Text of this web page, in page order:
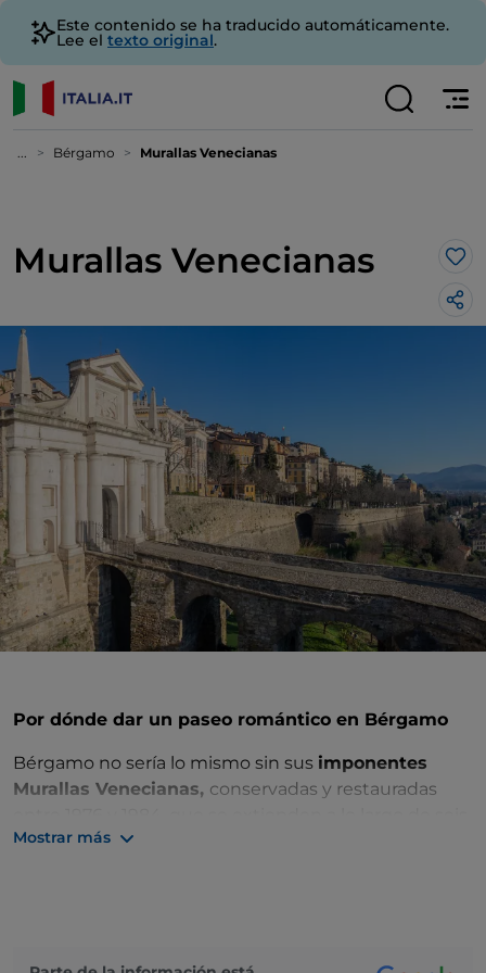
Este contenido se ha traducido automáticamente.
Lee el texto original.
... Bérgamo Murallas Venecianas
Murallas Venecianas Me
Por dónde dar un paseo romántico en Bérgamo
Bérgamo no sería lo mismo sin sus imponentes
Murallas Venecianas, conservadas y restauradas
kilómetros de trazado.
Unesco en 2017
en el sitio transnacional «Obras de
Mostrar más